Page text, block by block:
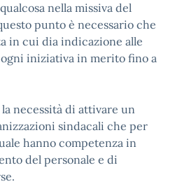
nella missiva del
punto è necessario che
in cui dia indicazione alle
iniziativa in merito fino a
necessità di attivare un
sindacali che per
hanno competenza in
del personale e di